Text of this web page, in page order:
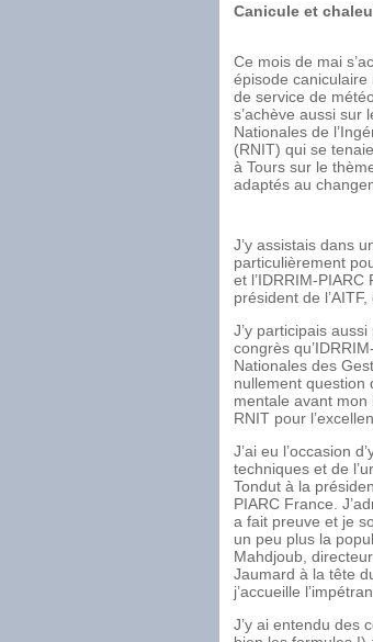
Canicule et
Ce mois de mai
épisode
de service de
s’achève aussi sur
Nationales de
(RNIT) qui se
à Tours sur le
adaptés au
J’y assistais dans
particulièrement
et l’IDRRIM-
président de
J’y participais
congrès
Nationales des
nullement question
mentale avant mon
RNIT pour
J’ai eu l’occasion
techniques et de
Tondut à la
PIARC France.
a fait preuve et je
un peu plus la
Mahdjoub,
Jaumard à la tête
j’accueille
J’y ai entendu des